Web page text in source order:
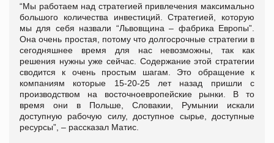
“Мы работаем над стратегией привлечения максимально
большого количества инвестиций. Стратегией, которую
мы для себя назвали “Львовщина – фабрика Европы”.
Она очень простая, потому что долгосрочные стратегии в
сегодняшнее время для нас невозможны, так как
решения нужны уже сейчас. Содержание этой стратегии
сводится к очень простым шагам. Это обращение к
компаниям которые 15-20-25 лет назад пришли с
производством на восточноевропейские рынки. В то
время они в Польше, Словакии, Румынии искали
доступную рабочую силу, доступное сырье, доступные
ресурсы”, – рассказал Матис.